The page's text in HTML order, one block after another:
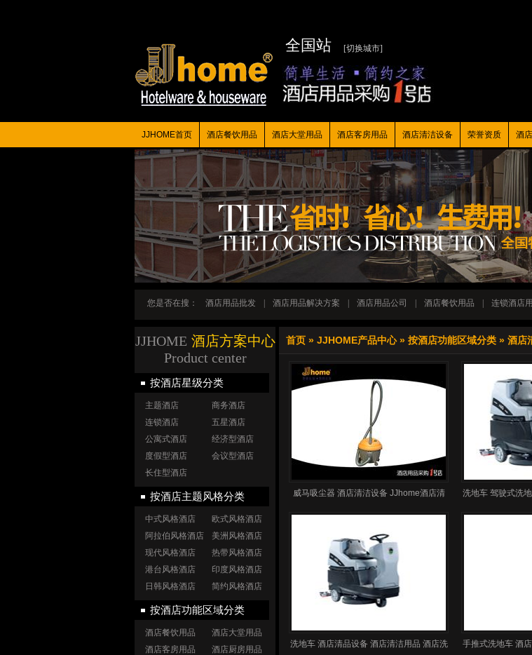
全国站 [切换城市]
JJHOME首页 酒店餐饮用品 酒店大堂用品 酒店客房用品 酒店清洁设备 荣誉资质 酒
您是否在搜： 酒店用品批发 酒店用品解决方案 酒店用品公司 酒店餐饮用品 连锁酒店
首页 » JJHOME产品中心» 按酒店功能区域分类 » 酒店
威马吸尘器 酒店清洁设备 JJhome酒店清
洁设备 酒店用品 吸尘器
洗地车 驾驶式洗
清洁设备 大面积
洗地车 酒店清品设备 酒店清洁用品 酒店洗 手推式洗地车 酒
JJHOME 酒店方案中心
Product center
按酒店星级分类
主题酒店
商务酒店
连锁酒店
五星酒店
公寓式酒店
经济型酒店
度假型酒店
会议型酒店
长住型酒店
按酒店主题风格分类
中式风格酒店
欧式风格酒店
阿拉伯风格酒店
美洲风格酒店
现代风格酒店
热带风格酒店
港台风格酒店
印度风格酒店
日韩风格酒店
简约风格酒店
按酒店功能区域分类
酒店餐饮用品
酒店大堂用品
酒店客房用品
酒店厨房用品